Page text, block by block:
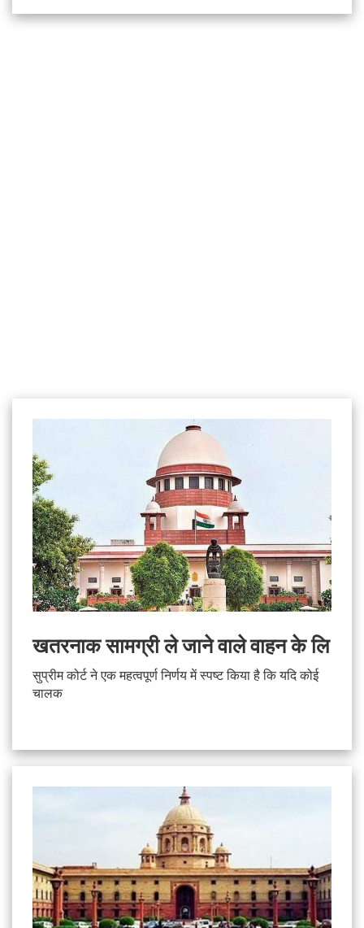
खतरनाक सामग्री ले जाने वाले वाहन के लि
सुप्रीम कोर्ट ने एक महत्वपूर्ण निर्णय में स्पष्ट किया है कि यदि कोई
चालक